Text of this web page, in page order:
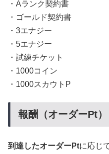
・Aランク契約書
・ゴールド契約書
・3エナジー
・5エナジー
・試練チケット
・1000コイン
・1000スカウトP
報酬（オーダーPt）
到達したオーダーPtに応じ